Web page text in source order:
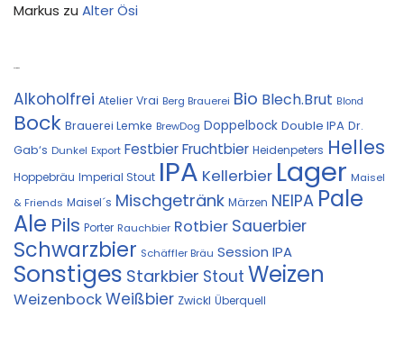
Markus zu Alter Ösi
Alkoholfrei Atelier Vrai Berg Brauerei Bio Blech.Brut Blond
Bock Brauerei Lemke BrewDog Doppelbock Double IPA Dr.
Gab‘s Dunkel Export FestbierFruchtbier Heidenpeters Helles
Hoppebräu Imperial Stout IPA Kellerbier Lager Maisel
& Friends Maisel´s Mischgetränk Märzen NEIPA Pale
Ale Pils Porter Rauchbier Rotbier Sauerbier
Schwarzbier Schäffler Bräu Session IPA
Sonstiges Starkbier Stout Weizen
WeizenbockWeißbier Zwickl Überquell